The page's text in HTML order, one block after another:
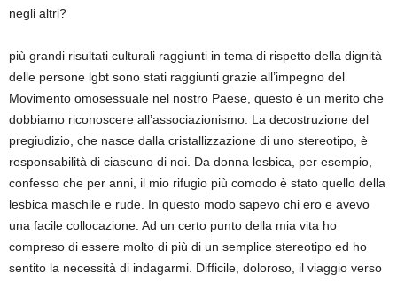
negli altri?
più grandi risultati culturali raggiunti in tema di rispetto della dignità
delle persone lgbt sono stati raggiunti grazie all’impegno del
Movimento omosessuale nel nostro Paese, questo è un merito che
dobbiamo riconoscere all’associazionismo. La decostruzione del
pregiudizio, che nasce dalla cristallizzazione di uno stereotipo, è
responsabilità di ciascuno di noi. Da donna lesbica, per esempio,
confesso che per anni, il mio rifugio più comodo è stato quello della
lesbica maschile e rude. In questo modo sapevo chi ero e avevo
una facile collocazione. Ad un certo punto della mia vita ho
compreso di essere molto di più di un semplice stereotipo ed ho
sentito la necessità di indagarmi. Difficile, doloroso, il viaggio verso